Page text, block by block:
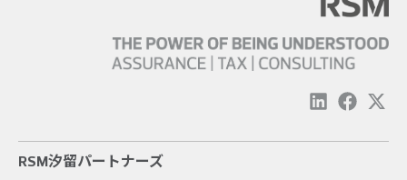
RSM汐留パートナーズ